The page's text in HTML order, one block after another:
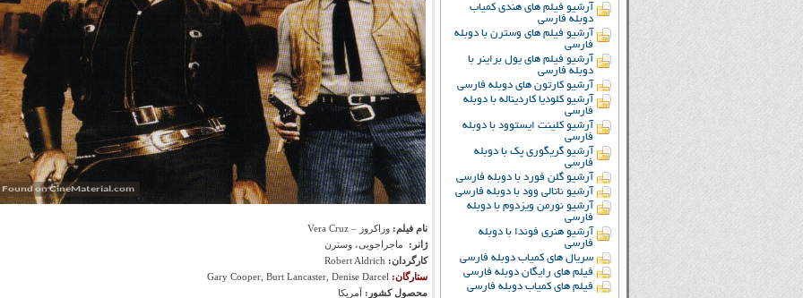
آرشیو فیلم های هندی کمیاب
دوبله فارسی
آرشیو فیلم های وسترن با دوبله
فارسی
آرشیو فیلم های یول براینر با
دوبله فارسی
آرشیو کارتون های دوبله فارسی
آرشیو کلودیا کاردیناله با دوبله
فارسی
آرشیو کلینت ایستوود با دوبله
فارسی
آرشیو گریگوری پک با دوبله
فارسی
آرشیو گلن فورد با دوبله فارسی
آرشیو ناتالی وود با دوبله فارسی
آرشیو نورمن ویزدوم با دوبله
فارسی
آرشیو هنری فوندا با دوبله
فارسی
سریال های کمیاب دوبله فارسی
فیلم های رایگان دوبله فارسی
فیلم های کمیاب دوبله فارسی
نام فیلم: وراکروز – Vera Cruz
ژانر:
ماجراجویی، وسترن
کارگردان:
ستارگان:
محصول کشور: آمریکا